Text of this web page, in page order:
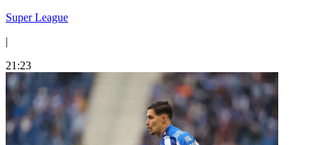
Super League
|
21:23